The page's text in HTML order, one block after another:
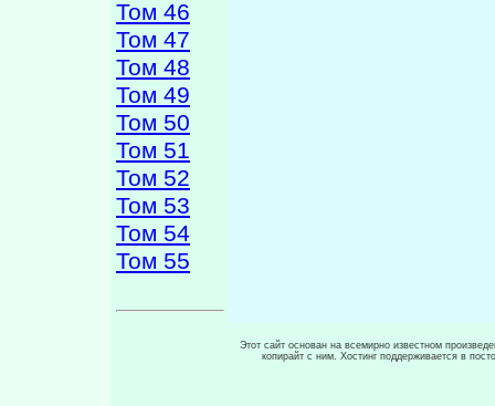
Том 46
Том 47
Том 48
Том 49
Том 50
Том 51
Том 52
Том 53
Том 54
Том 55
Этот сайт основан на всемирно известном
копирайт с ним. Хостинг поддерживается в